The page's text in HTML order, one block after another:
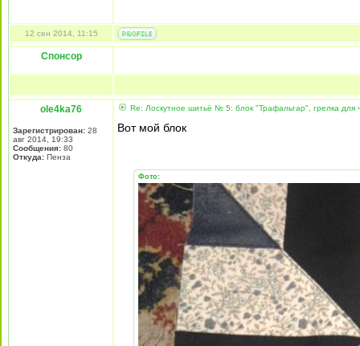
12 сен 2014, 11:15
Спонсор
ole4ka76
Зарегистрирован: 28
авг 2014, 19:33
Сообщения: 80
Откуда: Пенза
Re: Лоскутное шитьё № 5: блок "Трафальгар", грелка для
Вот мой блок
Фото: